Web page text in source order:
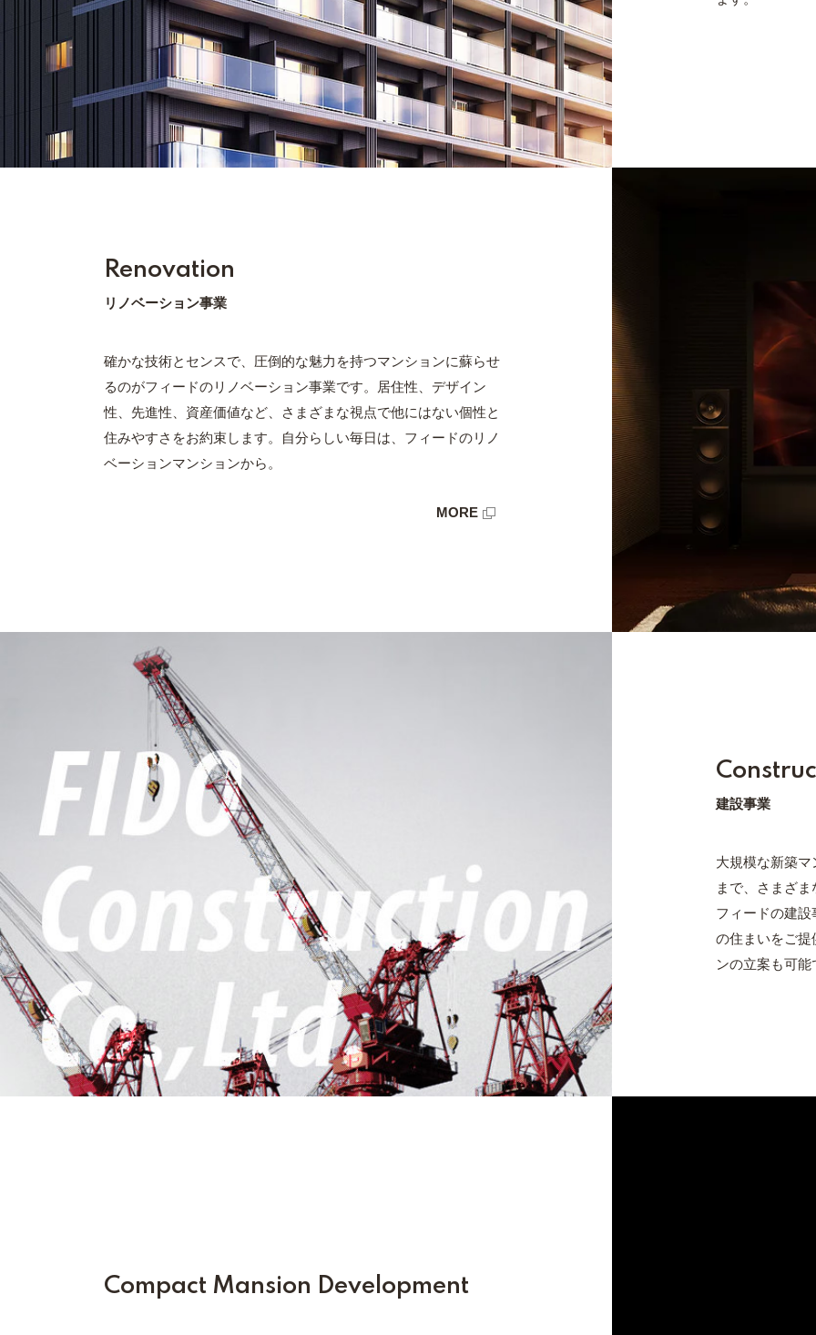
Renovation
リノベーション事業
確かな技術とセンスで、圧倒的な魅力を持つマンションに蘇らせ
るのがフィードのリノベーション事業です。居住性、デザイン
性、先進性、資産価値など、さまざまな視点で他にはない個性と
住みやすさをお約束します。自分らしい毎日は、フィードのリノ
ベーションマンションから。
MORE
建設事業
大規模な新築
まで、さまざ
フィードの建
の住まいをご
ンの立案も可能
Compact Mansion Development